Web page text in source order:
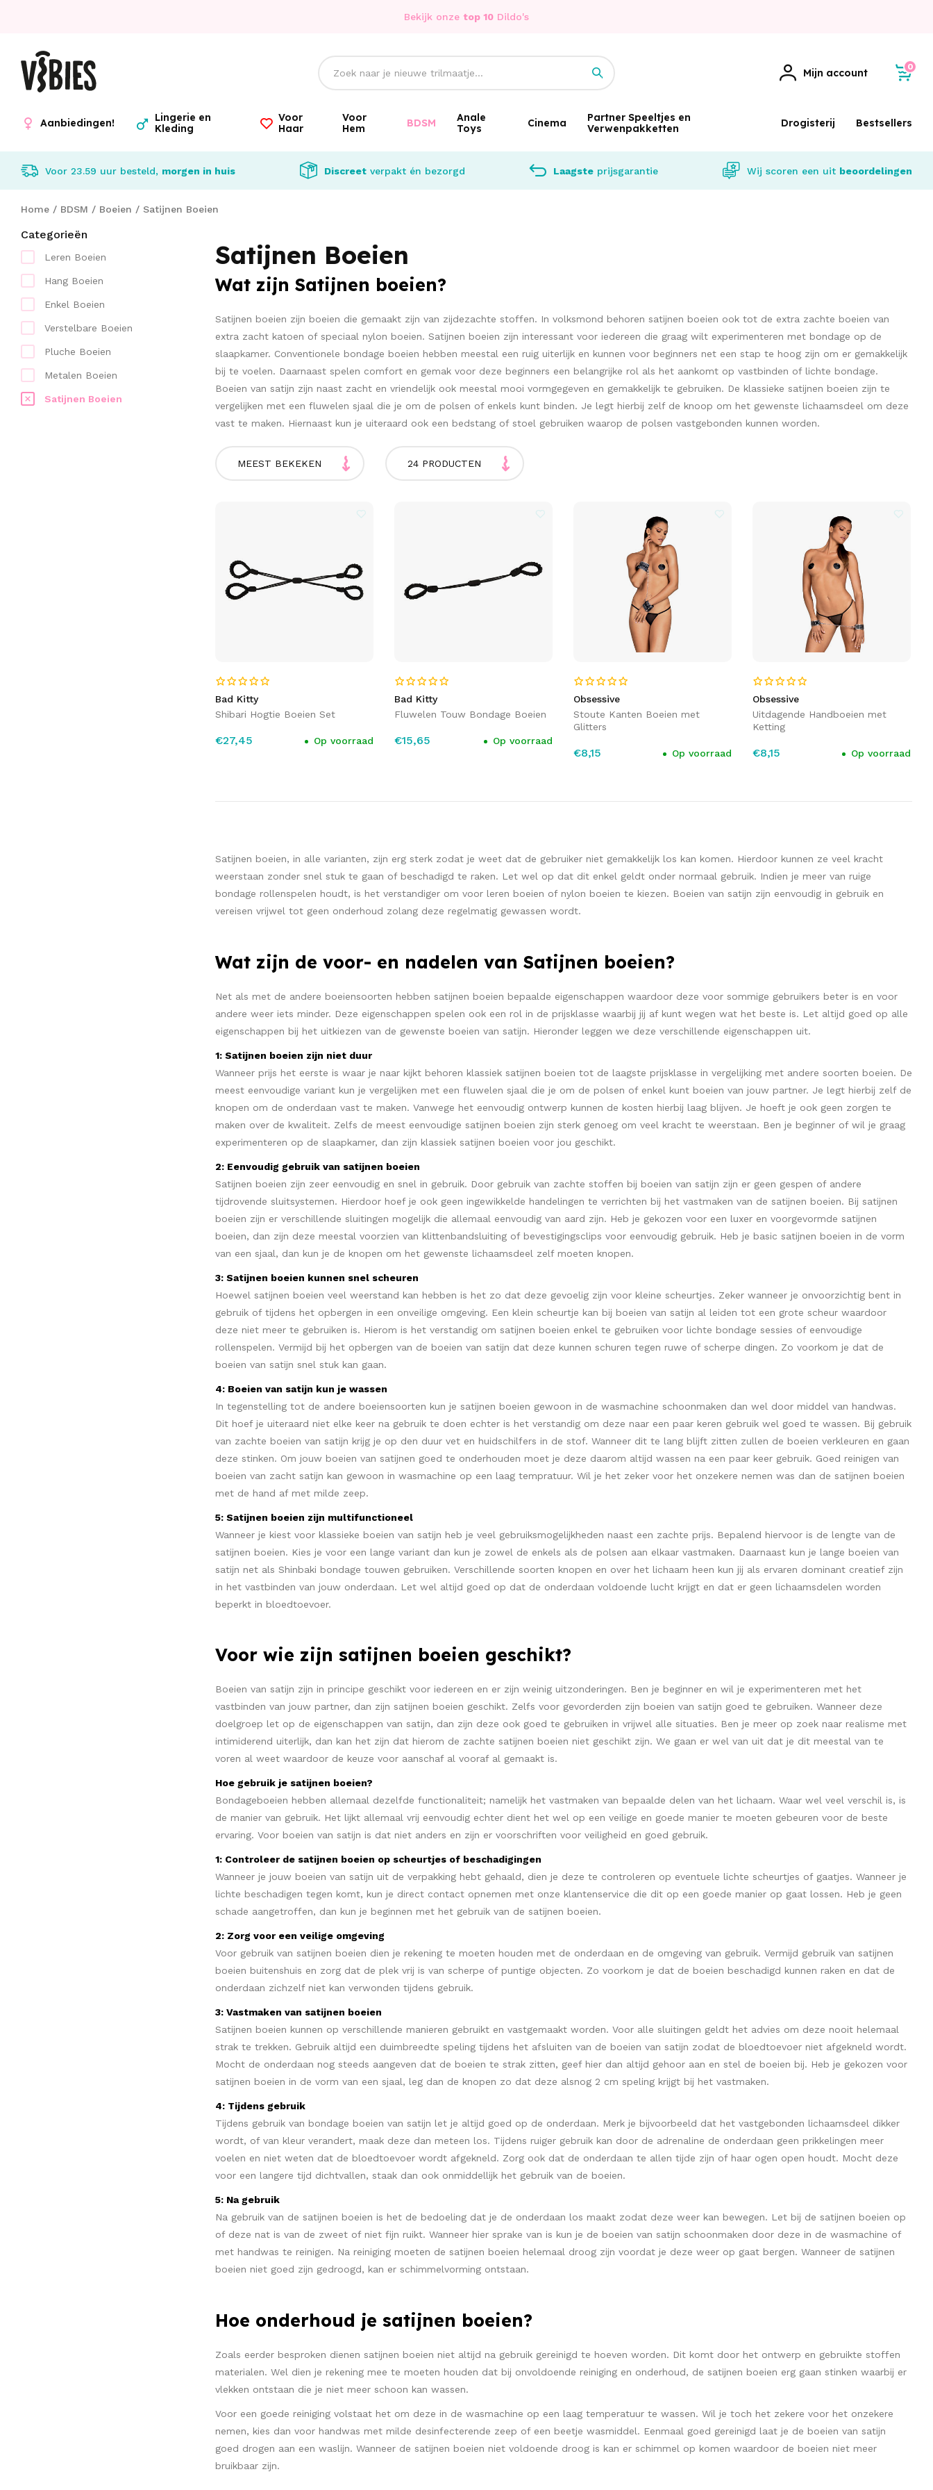
Bekijk onze top 10 Dildo's
Mijn account 0
Aanbiedingen!
Lingerie en
Kleding
Voor
Haar
Voor
Hem
BDSM
Anale
Toys
Cinema
Partner Speeltjes en
Verwenpakketten
Drogisterij Bestsellers
Voor 23.59 uur besteld, morgen in huis Discreetverpakt én bezorgd Laagste prijsgarantie Wij scoren een uit beoordelingen
Home / BDSM / Boeien / Satijnen Boeien
Categorieën
Leren Boeien
Hang Boeien
Enkel Boeien
Verstelbare Boeien
Pluche Boeien
Metalen Boeien
Satijnen Boeien
Satijnen Boeien
Wat zijn Satijnen boeien?
Satijnen boeien zijn boeien die gemaakt zijn van zijdezachte stoffen. In volksmond behoren satijnen boeien ook tot de extra zachte boeien van
extra zacht katoen of speciaal nylon boeien. Satijnen boeien zijn interessant voor iedereen die graag wilt experimenteren met bondage op de
slaapkamer. Conventionele bondage boeien hebben meestal een ruig uiterlijk en kunnen voor beginners net een stap te hoog zijn om er gemakkelijk
bij te voelen. Daarnaast spelen comfort en gemak voor deze beginners een belangrijke rol als het aankomt op vastbinden of lichte bondage.
Boeien van satijn zijn naast zacht en vriendelijk ook meestal mooi vormgegeven en gemakkelijk te gebruiken. De klassieke satijnen boeien zijn te
vergelijken met een fluwelen sjaal die je om de polsen of enkels kunt binden. Je legt hierbij zelf de knoop om het gewenste lichaamsdeel om deze
vast te maken. Hiernaast kun je uiteraard ook een bedstang of stoel gebruiken waarop de polsen vastgebonden kunnen worden.
MEEST BEKEKEN 24 PRODUCTEN
Bad Kitty
Shibari Hogtie Boeien Set
€27,45 Op voorraad
Bad Kitty
Fluwelen Touw Bondage Boeien
€15,65 Op voorraad
Obsessive
Stoute Kanten Boeien met
Glitters
€8,15 Op voorraad
Obsessive
Uitdagende Handboeien met
Ketting
€8,15 Op voorraad
Satijnen boeien, in alle varianten, zijn erg sterk zodat je weet dat de gebruiker niet gemakkelijk los kan komen. Hierdoor kunnen ze veel kracht
weerstaan zonder snel stuk te gaan of beschadigd te raken. Let wel op dat dit enkel geldt onder normaal gebruik. Indien je meer van ruige
bondage rollenspelen houdt, is het verstandiger om voor leren boeien of nylon boeien te kiezen. Boeien van satijn zijn eenvoudig in gebruik en
vereisen vrijwel tot geen onderhoud zolang deze regelmatig gewassen wordt.
Wat zijn de voor- en nadelen van Satijnen boeien?
Net als met de andere boeiensoorten hebben satijnen boeien bepaalde eigenschappen waardoor deze voor sommige gebruikers beter is en voor
andere weer iets minder. Deze eigenschappen spelen ook een rol in de prijsklasse waarbij jij af kunt wegen wat het beste is. Let altijd goed op alle
eigenschappen bij het uitkiezen van de gewenste boeien van satijn. Hieronder leggen we deze verschillende eigenschappen uit.
1: Satijnen boeien zijn niet duur
Wanneer prijs het eerste is waar je naar kijkt behoren klassiek satijnen boeien tot de laagste prijsklasse in vergelijking met andere soorten boeien. De
meest eenvoudige variant kun je vergelijken met een fluwelen sjaal die je om de polsen of enkel kunt boeien van jouw partner. Je legt hierbij zelf de
knopen om de onderdaan vast te maken. Vanwege het eenvoudig ontwerp kunnen de kosten hierbij laag blijven. Je hoeft je ook geen zorgen te
maken over de kwaliteit. Zelfs de meest eenvoudige satijnen boeien zijn sterk genoeg om veel kracht te weerstaan. Ben je beginner of wil je graag
experimenteren op de slaapkamer, dan zijn klassiek satijnen boeien voor jou geschikt.
2: Eenvoudig gebruik van satijnen boeien
Satijnen boeien zijn zeer eenvoudig en snel in gebruik. Door gebruik van zachte stoffen bij boeien van satijn zijn er geen gespen of andere
tijdrovende sluitsystemen. Hierdoor hoef je ook geen ingewikkelde handelingen te verrichten bij het vastmaken van de satijnen boeien. Bij satijnen
boeien zijn er verschillende sluitingen mogelijk die allemaal eenvoudig van aard zijn. Heb je gekozen voor een luxer en voorgevormde satijnen
boeien, dan zijn deze meestal voorzien van klittenbandsluiting of bevestigingsclips voor eenvoudig gebruik. Heb je basic satijnen boeien in de vorm
van een sjaal, dan kun je de knopen om het gewenste lichaamsdeel zelf moeten knopen.
3: Satijnen boeien kunnen snel scheuren
Hoewel satijnen boeien veel weerstand kan hebben is het zo dat deze gevoelig zijn voor kleine scheurtjes. Zeker wanneer je onvoorzichtig bent in
gebruik of tijdens het opbergen in een onveilige omgeving. Een klein scheurtje kan bij boeien van satijn al leiden tot een grote scheur waardoor
deze niet meer te gebruiken is. Hierom is het verstandig om satijnen boeien enkel te gebruiken voor lichte bondage sessies of eenvoudige
rollenspelen. Vermijd bij het opbergen van de boeien van satijn dat deze kunnen schuren tegen ruwe of scherpe dingen. Zo voorkom je dat de
boeien van satijn snel stuk kan gaan.
4: Boeien van satijn kun je wassen
In tegenstelling tot de andere boeiensoorten kun je satijnen boeien gewoon in de wasmachine schoonmaken dan wel door middel van handwas.
Dit hoef je uiteraard niet elke keer na gebruik te doen echter is het verstandig om deze naar een paar keren gebruik wel goed te wassen. Bij gebruik
van zachte boeien van satijn krijg je op den duur vet en huidschilfers in de stof. Wanneer dit te lang blijft zitten zullen de boeien verkleuren en gaan
deze stinken. Om jouw boeien van satijnen goed te onderhouden moet je deze daarom altijd wassen na een paar keer gebruik. Goed reinigen van
boeien van zacht satijn kan gewoon in wasmachine op een laag tempratuur. Wil je het zeker voor het onzekere nemen was dan de satijnen boeien
met de hand af met milde zeep.
5: Satijnen boeien zijn multifunctioneel
Wanneer je kiest voor klassieke boeien van satijn heb je veel gebruiksmogelijkheden naast een zachte prijs. Bepalend hiervoor is de lengte van de
satijnen boeien. Kies je voor een lange variant dan kun je zowel de enkels als de polsen aan elkaar vastmaken. Daarnaast kun je lange boeien van
satijn net als Shinbaki bondage touwen gebruiken. Verschillende soorten knopen en over het lichaam heen kun jij als ervaren dominant creatief zijn
in het vastbinden van jouw onderdaan. Let wel altijd goed op dat de onderdaan voldoende lucht krijgt en dat er geen lichaamsdelen worden
beperkt in bloedtoevoer.
Voor wie zijn satijnen boeien geschikt?
Boeien van satijn zijn in principe geschikt voor iedereen en er zijn weinig uitzonderingen. Ben je beginner en wil je experimenteren met het
vastbinden van jouw partner, dan zijn satijnen boeien geschikt. Zelfs voor gevorderden zijn boeien van satijn goed te gebruiken. Wanneer deze
doelgroep let op de eigenschappen van satijn, dan zijn deze ook goed te gebruiken in vrijwel alle situaties. Ben je meer op zoek naar realisme met
intimiderend uiterlijk, dan kan het zijn dat hierom de zachte satijnen boeien niet geschikt zijn. We gaan er wel van uit dat je dit meestal van te
voren al weet waardoor de keuze voor aanschaf al vooraf al gemaakt is.
Hoe gebruik je satijnen boeien?
Bondageboeien hebben allemaal dezelfde functionaliteit; namelijk het vastmaken van bepaalde delen van het lichaam. Waar wel veel verschil is, is
de manier van gebruik. Het lijkt allemaal vrij eenvoudig echter dient het wel op een veilige en goede manier te moeten gebeuren voor de beste
ervaring. Voor boeien van satijn is dat niet anders en zijn er voorschriften voor veiligheid en goed gebruik.
1: Controleer de satijnen boeien op scheurtjes of beschadigingen
Wanneer je jouw boeien van satijn uit de verpakking hebt gehaald, dien je deze te controleren op eventuele lichte scheurtjes of gaatjes. Wanneer je
lichte beschadigen tegen komt, kun je direct contact opnemen met onze klantenservice die dit op een goede manier op gaat lossen. Heb je geen
schade aangetroffen, dan kun je beginnen met het gebruik van de satijnen boeien.
2: Zorg voor een veilige omgeving
Voor gebruik van satijnen boeien dien je rekening te moeten houden met de onderdaan en de omgeving van gebruik. Vermijd gebruik van satijnen
boeien buitenshuis en zorg dat de plek vrij is van scherpe of puntige objecten. Zo voorkom je dat de boeien beschadigd kunnen raken en dat de
onderdaan zichzelf niet kan verwonden tijdens gebruik.
3: Vastmaken van satijnen boeien
Satijnen boeien kunnen op verschillende manieren gebruikt en vastgemaakt worden. Voor alle sluitingen geldt het advies om deze nooit helemaal
strak te trekken. Gebruik altijd een duimbreedte speling tijdens het afsluiten van de boeien van satijn zodat de bloedtoevoer niet afgekneld wordt.
Mocht de onderdaan nog steeds aangeven dat de boeien te strak zitten, geef hier dan altijd gehoor aan en stel de boeien bij. Heb je gekozen voor
satijnen boeien in de vorm van een sjaal, leg dan de knopen zo dat deze alsnog 2 cm speling krijgt bij het vastmaken.
4: Tijdens gebruik
Tijdens gebruik van bondage boeien van satijn let je altijd goed op de onderdaan. Merk je bijvoorbeeld dat het vastgebonden lichaamsdeel dikker
wordt, of van kleur verandert, maak deze dan meteen los. Tijdens ruiger gebruik kan door de adrenaline de onderdaan geen prikkelingen meer
voelen en niet weten dat de bloedtoevoer wordt afgekneld. Zorg ook dat de onderdaan te allen tijde zijn of haar ogen open houdt. Mocht deze
voor een langere tijd dichtvallen, staak dan ook onmiddellijk het gebruik van de boeien.
5: Na gebruik
Na gebruik van de satijnen boeien is het de bedoeling dat je de onderdaan los maakt zodat deze weer kan bewegen. Let bij de satijnen boeien op
of deze nat is van de zweet of niet fijn ruikt. Wanneer hier sprake van is kun je de boeien van satijn schoonmaken door deze in de wasmachine of
met handwas te reinigen. Na reiniging moeten de satijnen boeien helemaal droog zijn voordat je deze weer op gaat bergen. Wanneer de satijnen
boeien niet goed zijn gedroogd, kan er schimmelvorming ontstaan.
Hoe onderhoud je satijnen boeien?
Zoals eerder besproken dienen satijnen boeien niet altijd na gebruik gereinigd te hoeven worden. Dit komt door het ontwerp en gebruikte stoffen
materialen. Wel dien je rekening mee te moeten houden dat bij onvoldoende reiniging en onderhoud, de satijnen boeien erg gaan stinken waarbij er
vlekken ontstaan die je niet meer schoon kan wassen.
Voor een goede reiniging volstaat het om deze in de wasmachine op een laag temperatuur te wassen. Wil je toch het zekere voor het onzekere
nemen, kies dan voor handwas met milde desinfecterende zeep of een beetje wasmiddel. Eenmaal goed gereinigd laat je de boeien van satijn
goed drogen aan een waslijn. Wanneer de satijnen boeien niet voldoende droog is kan er schimmel op komen waardoor de boeien niet meer
bruikbaar zijn.